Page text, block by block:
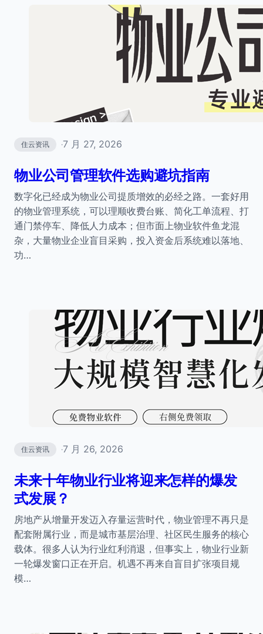
住云资讯 ·7 月 27, 2026
物业公司管理软件选购避坑指南
数字化已经成为物业公司提质增效的必经之路。一套好用
的物业管理系统，可以理顺收费台账、简化工单流程、打
通门禁停车、降低人力成本；但市面上物业软件鱼龙混
杂，大量物业企业盲目采购，投入资金后系统难以落地、
功…
住云资讯 ·7 月 26, 2026
未来十年物业行业将迎来怎样的爆发
式发展？
房地产从增量开发迈入存量运营时代，物业管理不再只是
配套附属行业，而是城市基层治理、社区民生服务的核心
载体。很多人认为行业红利消退，但事实上，物业行业新
一轮爆发窗口正在开启。机遇不再来自盲目扩张项目规
模…